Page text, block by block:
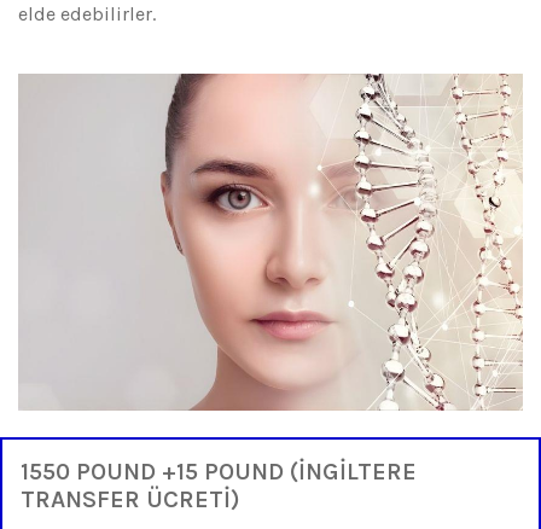
elde edebilirler.
1550 POUND +15 POUND (İNGİLTERE
TRANSFER ÜCRETİ)